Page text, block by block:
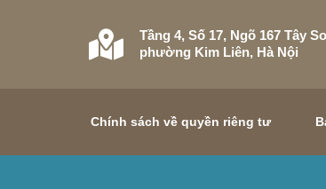
Tầng 4, Số 17, Ngõ 167 Tây
phường Kim Liên, Hà Nội
Chính sách về quyền riêng tư